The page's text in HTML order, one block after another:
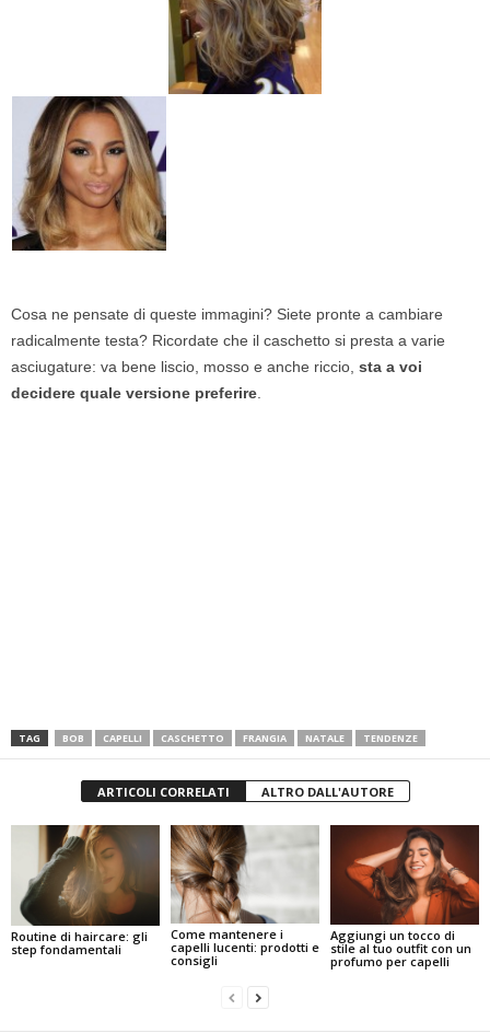
Cosa ne pensate di queste immagini? Siete pronte a cambiare
radicalmente testa? Ricordate che il caschetto si presta a varie
asciugature: va bene liscio, mosso e anche riccio, sta a voi
decidere quale versione preferire
TAG BOB CAPELLI CASCHETTO FRANGIA NATALE TENDENZE
ARTICOLI CORRELATI ALTRO DALL'AUTORE
Routine di haircare: gli
step fondamentali
Come mantenere i
capelli lucenti: prodotti e
consigli
Aggiungi un tocco di
stile al tuo outfit con un
profumo per capelli